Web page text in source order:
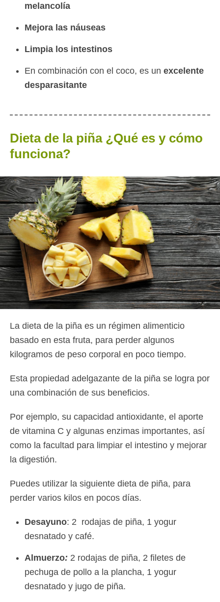
melancolía
Mejora las náuseas
Limpia los intestinos
En combinación con el coco, es un excelente
desparasitante
Dieta de la piña ¿Qué es y cómo
funciona?
La dieta de la piña es un régimen alimenticio
basado en esta fruta, para perder algunos
kilogramos de peso corporal en poco tiempo.
Esta propiedad adelgazante de la piña se logra por
una combinación de sus beneficios.
Por ejemplo, su capacidad antioxidante, el aporte
de vitamina C y algunas enzimas importantes, así
como la facultad para limpiar el intestino y mejorar
la digestión.
Puedes utilizar la siguiente dieta de piña, para
perder varios kilos en pocos días.
Desayuno: 2 rodajas de piña, 1 yogur
desnatado y café.
Almuerzo: 2 rodajas de piña, 2 filetes de
pechuga de pollo a la plancha, 1 yogur
desnatado y jugo de piña.